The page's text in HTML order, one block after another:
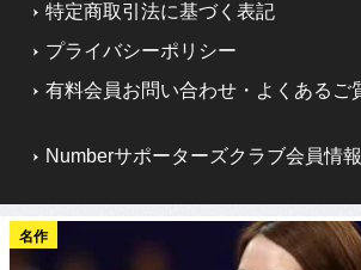
特定商取引法に基づく表記
プライバシーポリシー
有料会員お問い合わせ・よくあるご
Numberサポーターズクラブ会員情
名作